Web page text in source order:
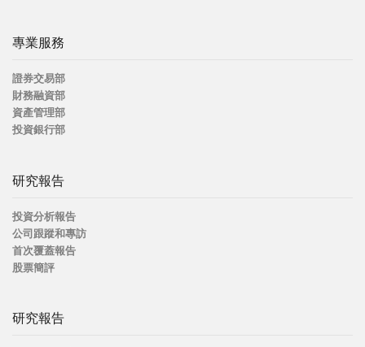
專業服務
證券交易部
財務融資部
資產管理部
投資銀行部
研究報告
投資分析報告
公司跟蹤和專訪
首次覆蓋報告
股票簡評
研究報告